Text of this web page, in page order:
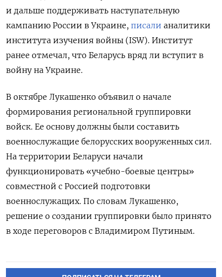
и дальше поддерживать наступательную
кампанию России в Украине, писали аналитики
института изучения войны (ISW). Институт
ранее отмечал, что Беларусь вряд ли вступит в
войну на Украине.
В октябре Лукашенко объявил о начале
формирования региональной группировки
войск. Ее основу должны были составить
военнослужащие белорусских вооруженных сил.
На территории Беларуси начали
функционировать «учебно-боевые центры»
совместной с Россией подготовки
военнослужащих. По словам Лукашенко,
решение о создании группировки было принято
в ходе переговоров с Владимиром Путиным.